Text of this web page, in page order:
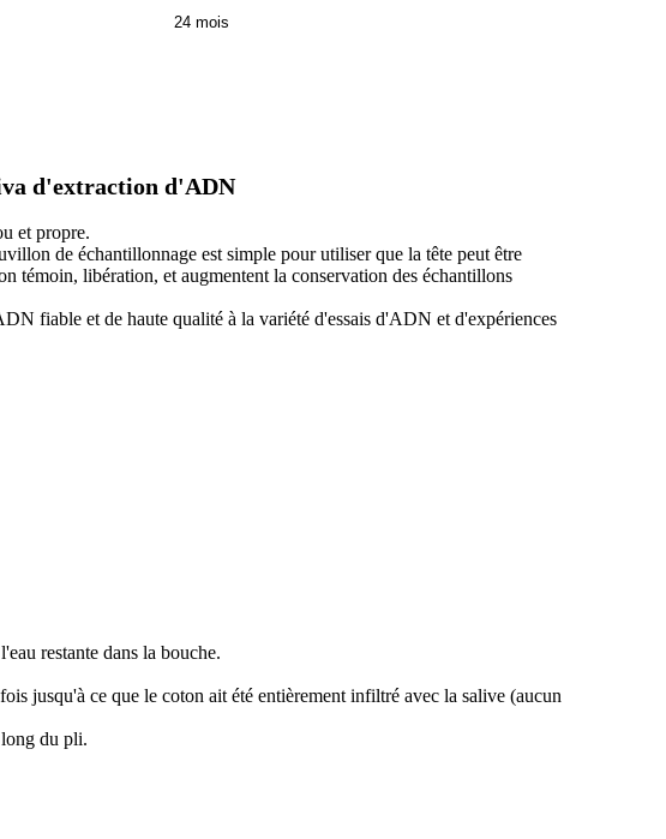
24 mois
d'extraction d'ADN
et propre.
de échantillonnage est simple pour utiliser que la tête peut être
témoin, libération, et augmentent la conservation des échantillons
fiable et de haute qualité à la variété d'essais d'ADN et d'expériences
restante dans la bouche.
jusqu'à ce que le coton ait été entièrement infiltré avec la salive (aucun
du pli.